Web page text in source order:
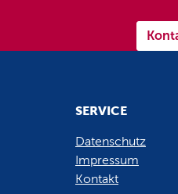
SERVICE
Datenschutz
Impressum
Kontakt